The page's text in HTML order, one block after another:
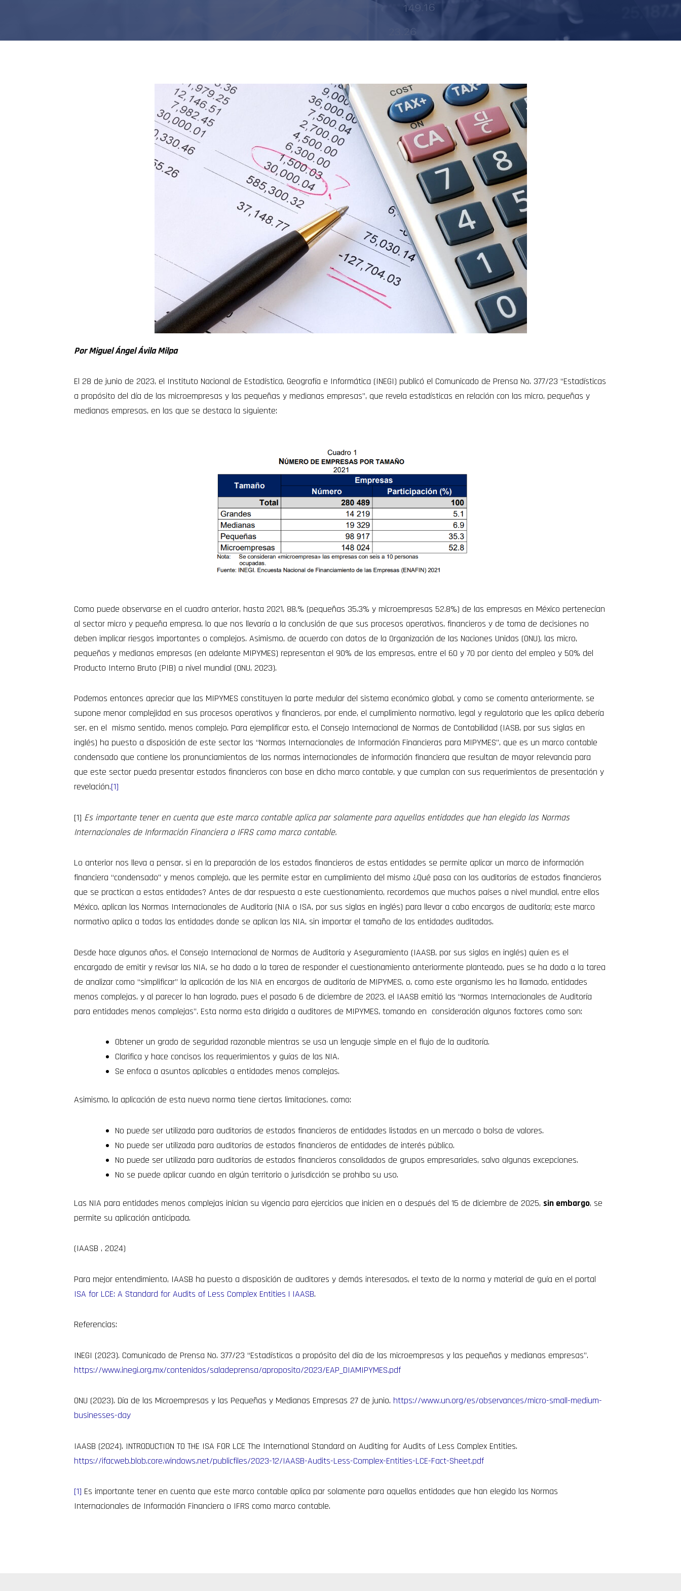
Por Miguel Ángel Ávila Milpa
El 28 de junio de 2023, el Instituto Nacional de Estadística, Geografía e Informática (INEGI) publicó el Comunicado de Prensa No. 377/23 “Estadísticas
a propósito del día de las microempresas y las pequeñas y medianas empresas”, que revela estadísticas en relación con las micro, pequeñas y
medianas empresas, en las que se destaca la siguiente:
Como puede observarse en el cuadro anterior, hasta 2021, 88.% (pequeñas 35.3% y microempresas 52.8%) de las empresas en México pertenecían
al sector micro y pequeña empresa, lo que nos llevaría a la conclusión de que sus procesos operativos, financieros y de toma de decisiones no
deben implicar riesgos importantes o complejos. Asimismo, de acuerdo con datos de la Organización de las Naciones Unidas (ONU), las micro,
pequeñas y medianas empresas (en adelante MIPYMES) representan el 90% de las empresas, entre el 60 y 70 por ciento del empleo y 50% del
Producto Interno Bruto (PIB) a nivel mundial (ONU, 2023).
Podemos entonces apreciar que las MIPYMES constituyen la parte medular del sistema económico global, y como se comenta anteriormente, se
supone menor complejidad en sus procesos operativos y financieros, por ende, el cumplimiento normativo, legal y regulatorio que les aplica debería
ser, en el mismo sentido, menos complejo. Para ejemplificar esto, el Consejo Internacional de Normas de Contabilidad (IASB, por sus siglas en
inglés) ha puesto a disposición de este sector las “Normas Internacionales de Información Financieras para MIPYMES”, que es un marco contable
condensado que contiene los pronunciamientos de las normas internacionales de información financiera que resultan de mayor relevancia para
que este sector pueda presentar estados financieros con base en dicho marco contable, y que cumplan con sus requerimientos de presentación y
revelación.[1]
[1] Es importante tener en cuenta que este marco contable aplica par solamente para aquellas entidades que han elegido las Normas
Internacionales de Información Financiera o IFRS como marco contable.
Lo anterior nos lleva a pensar, si en la preparación de los estados financieros de estas entidades se permite aplicar un marco de información
financiera “condensado” y menos complejo, que les permite estar en cumplimiento del mismo ¿Qué pasa con las auditorías de estados financieros
que se practican a estas entidades? Antes de dar respuesta a este cuestionamiento, recordemos que muchos países a nivel mundial, entre ellos
México, aplican las Normas Internacionales de Auditoría (NIA o ISA, por sus siglas en inglés) para llevar a cabo encargos de auditoría; este marco
normativo aplica a todas las entidades donde se aplican las NIA, sin importar el tamaño de las entidades auditadas.
Desde hace algunos años, el Consejo Internacional de Normas de Auditoría y Aseguramiento (IAASB, por sus siglas en inglés) quien es el
encargado de emitir y revisar las NIA, se ha dado a la tarea de responder el cuestionamiento anteriormente planteado, pues se ha dado a la tarea
de analizar como “simplificar” la aplicación de las NIA en encargos de auditoría de MIPYMES, o, como este organismo les ha llamado, entidades
menos complejas, y al parecer lo han logrado, pues el pasado 6 de diciembre de 2023, el IAASB emitió las “Normas Internacionales de Auditoría
para entidades menos complejas”. Esta norma esta dirigida a auditores de MIPYMES, tomando en consideración algunos factores como son:
Obtener un grado de seguridad razonable mientras se usa un lenguaje simple en el flujo de la auditoría.
Clarifica y hace concisos los requerimientos y guías de las NIA.
Se enfoca a asuntos aplicables a entidades menos complejas.
Asimismo, la aplicación de esta nueva norma tiene ciertas limitaciones, como:
No puede ser utilizada para auditorías de estados financieros de entidades listadas en un mercado o bolsa de valores.
No puede ser utilizada para auditorías de estados financieros de entidades de interés público.
No puede ser utilizada para auditorías de estados financieros consolidados de grupos empresariales, salvo algunas excepciones.
No se puede aplicar cuando en algún territorio o jurisdicción se prohíba su uso.
Las NIA para entidades menos complejas inician su vigencia para ejercicios que inicien en o después del 15 de diciembre de 2025, sin embargo, se
permite su aplicación anticipada.
(IAASB , 2024)
Para mejor entendimiento, IAASB ha puesto a disposición de auditores y demás interesados, el texto de la norma y material de guía en el portal
ISA for LCE: A Standard for Audits of Less Complex Entities | IAASB.
Referencias:
INEGI (2023). Comunicado de Prensa No. 377/23 “Estadísticas a propósito del día de las microempresas y las pequeñas y medianas empresas”.
https://www.inegi.org.mx/contenidos/saladeprensa/aproposito/2023/EAP_DIAMIPYMES.pdf
ONU (2023). Día de las Microempresas y las Pequeñas y Medianas Empresas 27 de junio. https://www.un.org/es/observances/micro-small-medium-
businesses-day
IAASB (2024). INTRODUCTION TO THE ISA FOR LCE The International Standard on Auditing for Audits of Less Complex Entities.
https://ifacweb.blob.core.windows.net/publicfiles/2023-12/IAASB-Audits-Less-Complex-Entities-LCE-Fact-Sheet.pdf
[1] Es importante tener en cuenta que este marco contable aplica par solamente para aquellas entidades que han elegido las Normas
Internacionales de Información Financiera o IFRS como marco contable.